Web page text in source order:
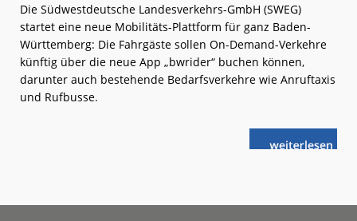
Die Südwestdeutsche Landesverkehrs-GmbH (SWEG)
startet eine neue Mobilitäts-Plattform für ganz Baden-
Württemberg: Die Fahrgäste sollen On-Demand-Verkehre
künftig über die neue App „bwrider“ buchen können,
darunter auch bestehende Bedarfsverkehre wie Anruftaxis
und Rufbusse.
weiterlese
nSWEG: